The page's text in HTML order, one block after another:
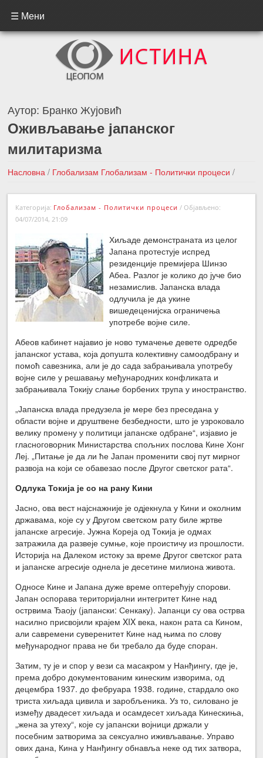
☰ Мени
Аутор: Бранко Жујовић
Оживљавање јапанског
милитаризма
Насловна / Глобализам Глобализам - Политички процеси /
Оживљавање јапанског милитаризма
←Претходна вест
Следећа вест →
Категорија: Глобализам - Политички процеси / Објављено:
04/07/2014, 21:09
Хиљаде демонстраната из целог
Јапана протестује испред
резиденције премијера Шинзо
Абеа. Разлог је колико до јуче био
незамислив. Јапанска влада
одлучила је да укине
вишедеценијска ограничења
употребе војне силе.
Абеов кабинет најавио је ново тумачење девете одредбе
јапанског устава, која допушта колективну самоодбрану и
помоћ савезника, али је до сада забрањивала употребу
војне силе у решавању међународних конфликата и
забрањивала Токију слање борбених трупа у иностранство.
„Јапанска влада предузела је мере без преседана у
области војне и друштвене безбедности, што је узроковало
велику промену у политици јапанске одбране“, изјавио је
гласноговорник Министарства спољних послова Кине Хонг
Леј. „Питање је да ли ће Јапан променити свој пут мирног
развоја на који се обавезао после Другог светског рата“.
Одлука Токија је со на рану Кини
Јасно, ова вест најснажније је одјекнула у Кини и околним
државама, које су у Другом светском рату биле жртве
јапанске агресије. Јужна Кореја од Токија је одмах
затражила да развеје сумње, које проистичу из прошлости.
Историја на Далеком истоку за време Другог светског рата
и јапанске агресије однела је десетине милиона живота.
Односе Кине и Јапана дуже време оптерећују спорови.
Јапан оспорава територијални интегритет Кине над
острвима Ђаоју (јапански: Сенкаку). Јапанци су ова острва
насилно присвојили крајем XIX века, након рата са Кином,
али савремени суверенитет Кине над њима по слову
међународног права не би требало да буде споран.
Затим, ту је и спор у вези са масакром у Нанђингу, где је,
према добро документованим кинеским изворима, од
децембра 1937. до фебруара 1938. године, стардало око
триста хиљада цивила и заробљеника. Уз то, силовано је
између двадесет хиљада и осамдесет хиљада Кинескиња,
„жена за утеху“, које су јапански војници држали у
посебним затворима за сексуално иживљавање. Управо
ових дана, Кина у Нанђингу обнавља неке од тих затвора,